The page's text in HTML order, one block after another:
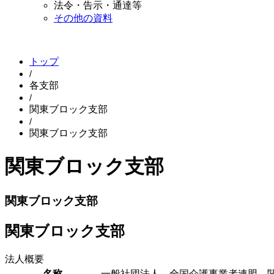
法令・告示・通達等
その他の資料
トップ
各支部
関東ブロック支部
関東ブロック支部
関東ブロック支部
関東ブロック支部
関東ブロック支部
法人概要